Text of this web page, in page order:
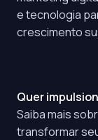
e tecnologia
crescimento
Quer
Saiba mais
transformar